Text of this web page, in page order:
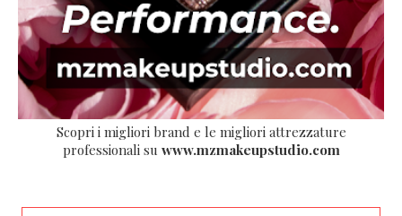
Scopri i migliori brand e le migliori attrezzature
professionali su www.mzmakeupstudio.com